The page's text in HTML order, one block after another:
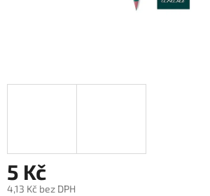
5 Kč
4,13 Kč bez DPH